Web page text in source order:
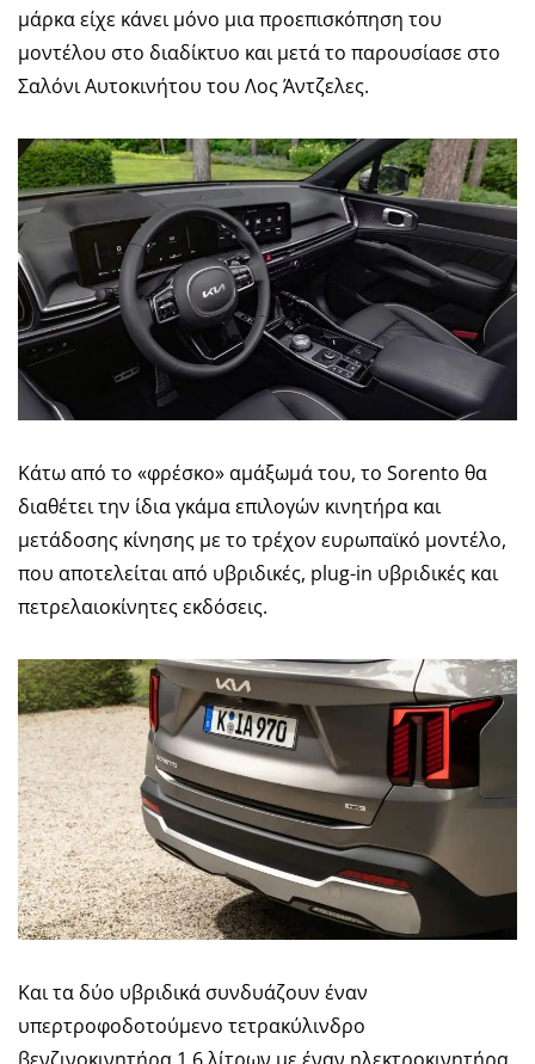
μάρκα είχε κάνει μόνο μια προεπισκόπηση του
μοντέλου στο διαδίκτυο και μετά το παρουσίασε στο
Σαλόνι Αυτοκινήτου του Λος Άντζελες.
Κάτω από το «φρέσκο» αμάξωμά του, το Sorento θα
διαθέτει την ίδια γκάμα επιλογών κινητήρα και
μετάδοσης κίνησης με το τρέχον ευρωπαϊκό μοντέλο,
που αποτελείται από υβριδικές, plug-in υβριδικές και
πετρελαιοκίνητες εκδόσεις.
Και τα δύο υβριδικά συνδυάζουν έναν
υπερτροφοδοτούμενο τετρακύλινδρο